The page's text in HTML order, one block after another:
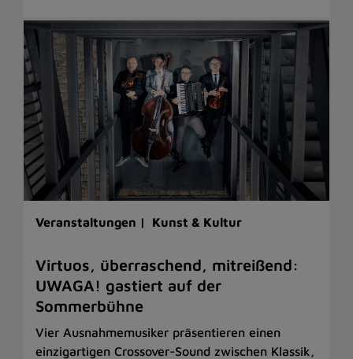
Veranstaltungen | Kunst & Kultur
Virtuos, überraschend, mitreißend:
UWAGA! gastiert auf der
Sommerbühne
Vier Ausnahmemusiker präsentieren einen
einzigartigen Crossover-Sound zwischen Klassik,